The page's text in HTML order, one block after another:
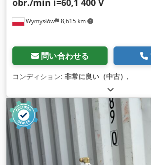
Wymysłów 8,615 km
obr./min i=60,1 400 V
問い合わせる
コンディション: 非常に良い（中古） ,